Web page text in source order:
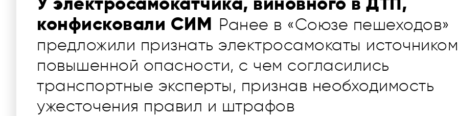
конфисковали СИМ Ранее в «Союзе пешеходов»
предложили признать электросамокаты источником
повышенной опасности, с чем согласились
транспортные эксперты, признав необходимость
ужесточения правил и штрафов